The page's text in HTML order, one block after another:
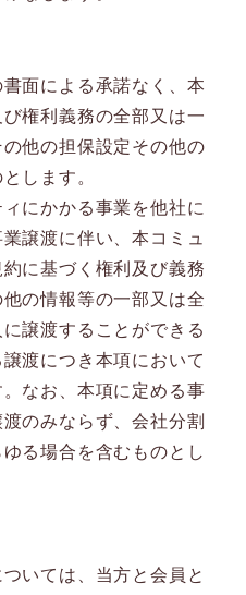
面による承諾なく、本
権利義務の全部又は一
他の担保設定その他の
します。
にかかる事業を他社に
譲渡に伴い、本コミュ
に基づく権利及び義務
の情報等の一部又は全
譲渡することができる
渡につき本項において
なお、本項に定める事
のみならず、会社分割
る場合を含むものとし
いては、当方と会員と